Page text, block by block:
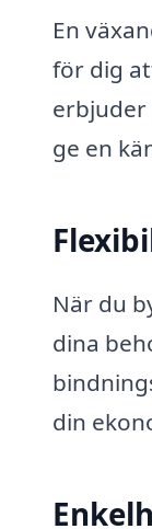
En
för dig
erbjuder
ge en
När du
dina
din